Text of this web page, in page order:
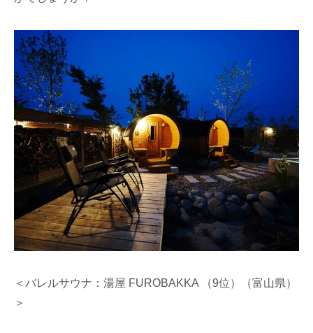
＜バレルサウナ：湯屋 FUROBAKKA （9位）（富山県）
＞